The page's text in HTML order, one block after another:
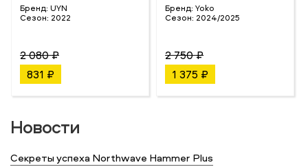
Бренд: UYN
Сезон: 2022
2 080 ₽
831 ₽
Бренд: Yoko
Сезон: 2024/2025
2 750 ₽
1 375 ₽
Новости
Секреты успеха Northwave Hammer Plus